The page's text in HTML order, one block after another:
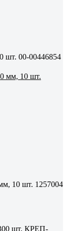
шт. 00-00446854
10 шт. 1257004